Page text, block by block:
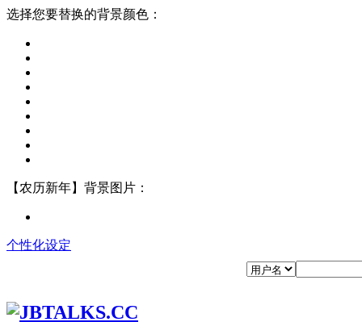
选择您要替换的背景颜色：
【农历新年】背景图片：
个性化设定